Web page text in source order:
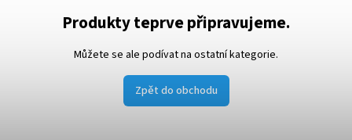
Produkty teprve připravujeme.
Můžete se ale podívat na ostatní kategorie.
Zpět do obchodu